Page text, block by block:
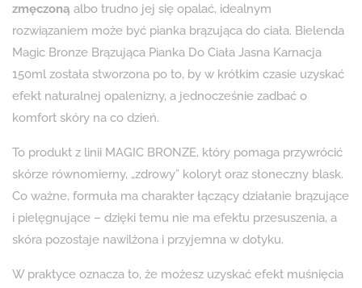
zmęczoną albo trudno jej się opalać, idealnym
rozwiązaniem może być pianka brązująca do ciała. Bielenda
Magic Bronze Brązująca Pianka Do Ciała Jasna Karnacja
150ml została stworzona po to, by w krótkim czasie uzyskać
efekt naturalnej opalenizny, a jednocześnie zadbać o
komfort skóry na co dzień.
To produkt z linii MAGIC BRONZE, który pomaga przywrócić
skórze równomierny, „zdrowy” koloryt oraz słoneczny blask.
Co ważne, formuła ma charakter łączący działanie brązujące
i pielęgnujące – dzięki temu nie ma efektu przesuszenia, a
skóra pozostaje nawilżona i przyjemna w dotyku.
W praktyce oznacza to, że możesz uzyskać efekt muśnięcia